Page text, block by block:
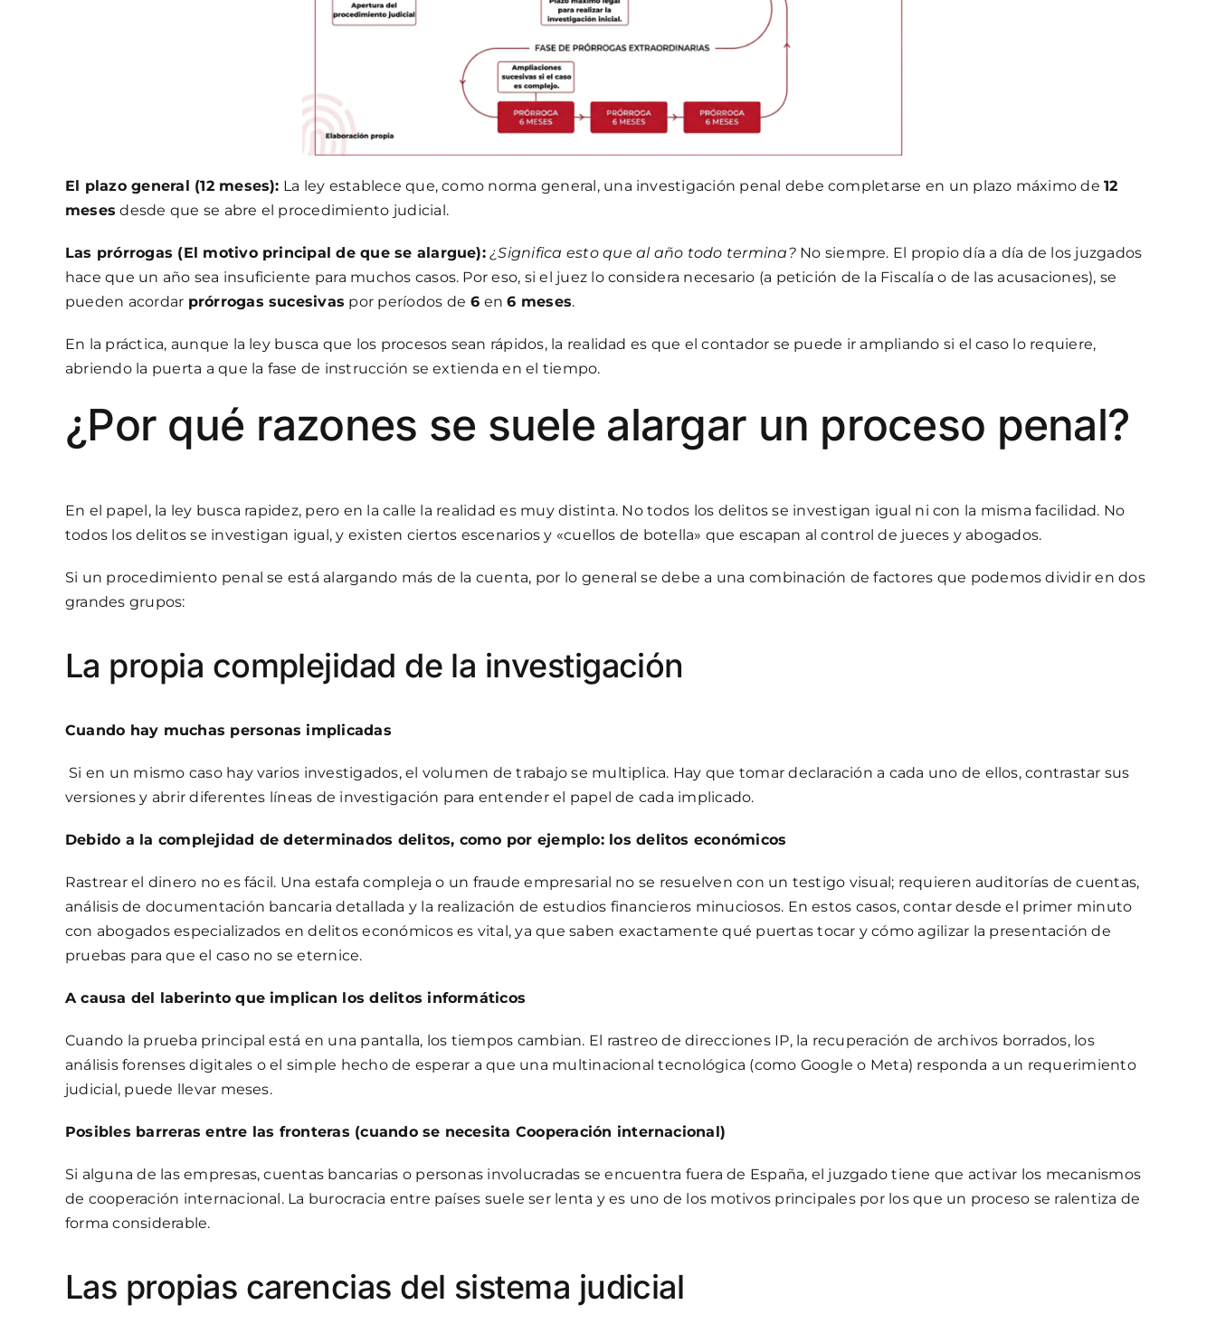
El plazo general (12 meses): La ley establece que, como norma general, una investigación penal debe completarse en un plazo máximo de12
meses desde que se abre el procedimiento judicial.
Las prórrogas (El motivo principal de que se alargue): ¿Significa esto que al año todo termina?No siempre. El propio día a día de los juzgados
hace que un año sea insuficiente para muchos casos. Por eso, si el juez lo considera necesario (a petición de la Fiscalía o de las acusaciones), se
pueden acordar prórrogas sucesivas por períodos de 6 en6 meses.
En la práctica, aunque la ley busca que los procesos sean rápidos, la realidad es que el contador se puede ir ampliando si el caso lo requiere,
abriendo la puerta a que la fase de instrucción se extienda en el tiempo.
¿Por qué razones se suele alargar un proceso penal?
En el papel, la ley busca rapidez, pero en la calle la realidad es muy distinta. No todos los delitos se investigan igual ni con la misma facilidad. No
todos los delitos se investigan igual, y existen ciertos escenarios y «cuellos de botella» que escapan al control de jueces y abogados.
Si un procedimiento penal se está alargando más de la cuenta, por lo general se debe a una combinación de factores que podemos dividir en dos
grandes grupos:
La propia complejidad de la investigación
Cuando hay muchas personas implicadas
Si en un mismo caso hay varios investigados, el volumen de trabajo se multiplica. Hay que tomar declaración a cada uno de ellos, contrastar sus
versiones y abrir diferentes líneas de investigación para entender el papel de cada implicado.
Debido a la complejidad de determinados delitos, como por ejemplo: los delitos económicos
Rastrear el dinero no es fácil. Una estafa compleja o un fraude empresarial no se resuelven con un testigo visual; requieren auditorías de cuentas,
análisis de documentación bancaria detallada y la realización de estudios financieros minuciosos. En estos casos, contar desde el primer minuto
con abogados especializados en delitos económicoses vital, ya que saben exactamente qué puertas tocar y cómo agilizar la presentación de
pruebas para que el caso no se eternice.
A causa del laberinto que implican los delitos informáticos
Cuando la prueba principal está en una pantalla, los tiempos cambian. El rastreo de direcciones IP, la recuperación de archivos borrados, los
análisis forenses digitales o el simple hecho de esperar a que una multinacional tecnológica (como Google o Meta) responda a un requerimiento
judicial, puede llevar meses.
Posibles barreras entre las fronteras (cuando se necesita Cooperación internacional)
Si alguna de las empresas, cuentas bancarias o personas involucradas se encuentra fuera de España, el juzgado tiene que activar los mecanismos
de cooperación internacional. La burocracia entre países suele ser lenta y es uno de los motivos principales por los que un proceso se ralentiza de
forma considerable.
Las propias carencias del sistema judicial